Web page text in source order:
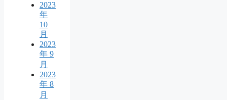
2023
年
10
月
2023
年 9
月
2023
年 8
月